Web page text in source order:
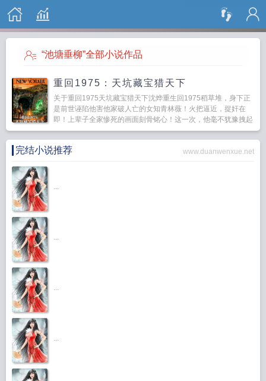
搜 索
“池塘垂柳”全部小说作品
重回1975：天坑藏宝猎天下
关于重回1975天坑藏宝猎天下沈烨重生回1975稻草堆，身下正
是前世诬陷他害他家破人亡的女知青林薇！火把逼近，捉奸在
即！上辈子全家惨死的画面刻骨铭心！这一次，他毫不犹豫拽起
她就跑！重生回来，沈烨誓要扭转前世家破人亡的...
完结小说推荐 www.duanwenxue.net
...
...
...
...